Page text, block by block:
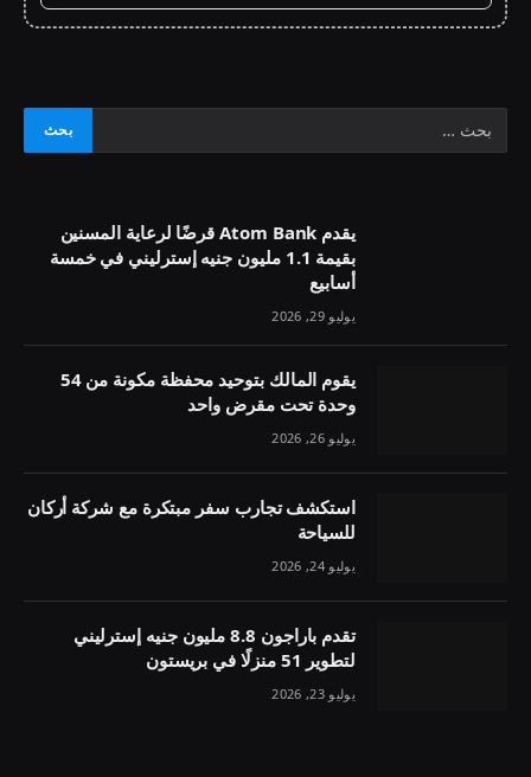
يقدم Atom Bank قرضًا لرعاية المسنين
بقيمة 1.1 مليون جنيه إسترليني في خمسة
أسابيع
يوليو 29, 2026
يقوم المالك بتوحيد محفظة مكونة من 54
وحدة تحت مقرض واحد
يوليو 26, 2026
استكشف تجارب سفر مبتكرة مع شركة أركان
للسياحة
يوليو 24, 2026
تقدم باراجون 8.8 مليون جنيه إسترليني
لتطوير 51 منزلًا في بريستون
يوليو 23, 2026